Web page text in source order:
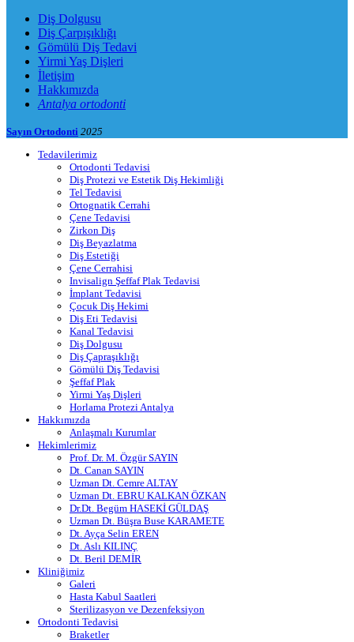
Diş Dolgusu
Diş Çarpışıklığı
Gömülü Diş Tedavi
Yirmi Yaş Dişleri
İletişim
Hakkımızda
Antalya ortodonti
Sayın Ortodonti 2025
Tedavilerimiz
Ortodonti Tedavisi
Diş Protezi ve Estetik Diş Hekimliği
Tel Tedavisi
Ortognatik Cerrahi
Çene Tedavisi
Zirkon Diş
Diş Beyazlatma
Diş Estetiği
Çene Cerrahisi
Invisalign Şeffaf Plak Tedavisi
İmplant Tedavisi
Çocuk Diş Hekimi
Diş Eti Tedavisi
Kanal Tedavisi
Diş Dolgusu
Diş Çapraşıklığı
Gömülü Diş Tedavisi
Şeffaf Plak
Yirmi Yaş Dişleri
Horlama Protezi Antalya
Hakkımızda
Anlaşmalı Kurumlar
Hekimlerimiz
Prof. Dr. M. Özgür SAYIN
Dt. Canan SAYIN
Uzman Dt. Cemre ALTAY
Uzman Dt. EBRU KALKAN ÖZKAN
Dr.Dt. Begüm HASEKİ GÜLDAŞ
Uzman Dt. Büşra Buse KARAMETE
Dt. Ayça Selin EREN
Dt. Aslı KILINÇ
Dt. Beril DEMİR
Kliniğimiz
Galeri
Hasta Kabul Saatleri
Sterilizasyon ve Dezenfeksiyon
Ortodonti Tedavisi
Braketler